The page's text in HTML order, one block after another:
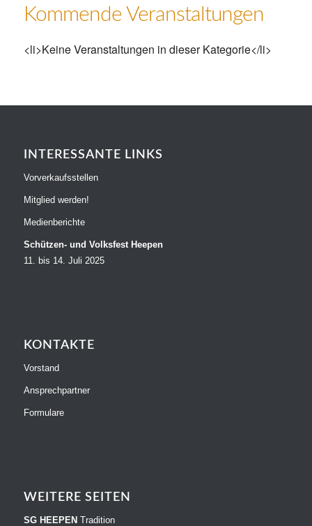
Kommende Veranstaltungen
<li>Keine Veranstaltungen in dieser Kategorie</li>
INTERESSANTE LINKS
Vorverkaufsstellen
Mitglied werden!
Medienberichte
Schützen- und Volksfest Heepen
11. bis 14. Juli 2025
KONTAKTE
Vorstand
Ansprechpartner
Formulare
WEITERE SEITEN
SG HEEPEN Tradition